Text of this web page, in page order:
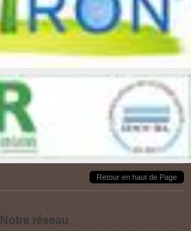
Retour en haut de Page
Notre réseau